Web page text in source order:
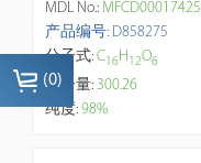
MDL No.: MFCD00017425
产品编号: D858275
分子式:C16H12O6
分子量:300.26
纯度:98%
(0)